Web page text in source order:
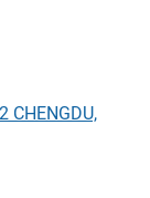
CHENGDU,